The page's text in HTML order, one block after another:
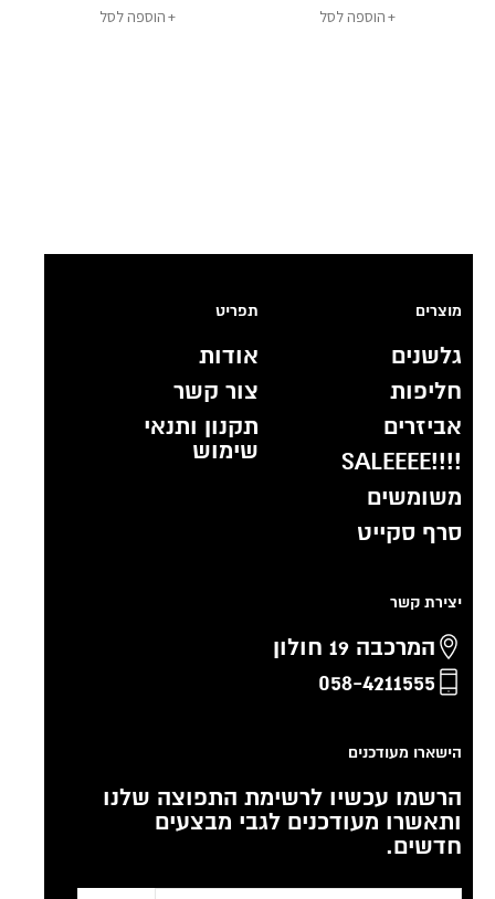
הוספה לסל הוספה לסל
מוצרים
גלשנים
חליפות
אביזרים
!!!!SALEEEE
משומשים
סרף סקייט
תפריט
אודות
צור קשר
תקנון ותנאי
שימוש
יצירת קשר
המרכבה 19 חולון
058-4211555
הישארו מעודכנים
הרשמו עכשיו לרשימת התפוצה שלנו
ותאשרו מעודכנים לגבי מבצעים
חדשים.